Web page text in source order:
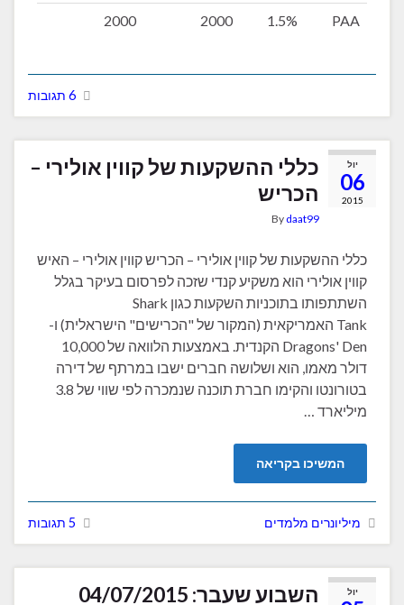
PAA
1.5%
2000
2000
6 תגובות
יול
06
2015
כללי ההשקעות של קווין אולירי –
הכריש
By daat99
כללי ההשקעות של קווין אולירי – הכריש קווין אולירי – האיש
קווין אולירי הוא משקיע קנדי שזכה לפרסום בעיקר בגלל
השתתפותו בתוכניות השקעות כגון Shark
Tank האמריקאית (המקור של "הכרישים" הישראלית) ו-
Dragons' Den הקנדית. באמצעות הלוואה של 10,000
דולר מאמו, הוא ושלושה חברים ישבו במרתף של דירה
בטורונטו והקימו חברת תוכנה שנמכרה לפי שווי של 3.8
מיליארד …
המשיכו בקריאה
מיליונרים מלמדים 5 תגובות
יול השבוע שעבר: 04/07/2015